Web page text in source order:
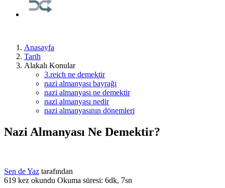
Anasayfa
Tarih
Alakalı Konular
3.reich ne demektir
nazi almanyası bayrağı
nazi almanyası ne demektir
nazi almanyası nedir
nazi almanyasının dönemleri
Nazi Almanyası Ne Demektir?
Sen de Yaz tarafından
619 kez okundu Okuma süresi: 6dk, 7sn